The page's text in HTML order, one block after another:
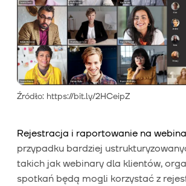
Źródło: https://bit.ly/2HCeipZ
Rejestracja i raportowanie na
przypadku bardziej
takich jak webinary dla klientów,
spotkań będą mogli korzystać z